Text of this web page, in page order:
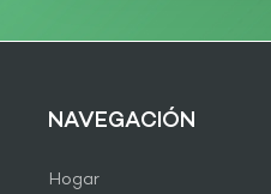
NAVEGACIÓN
Hogar